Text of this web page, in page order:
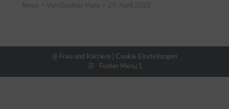
News Von Gunther Pany 29. April 2022
@ Frau und Karriere | Cookie Einstellungen
Footer Menu 1